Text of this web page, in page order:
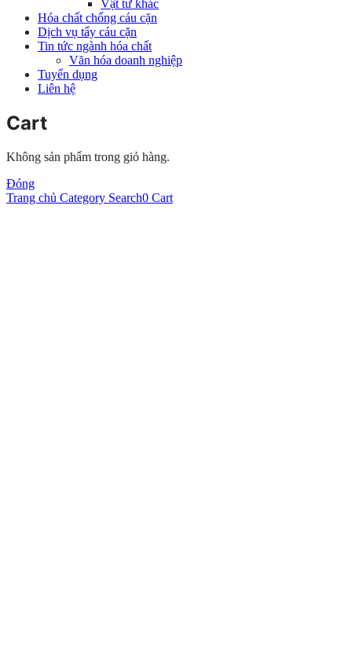
Vật tư khác
Hóa chất chống cáu cặn
Dịch vụ tẩy cáu cặn
Tin tức ngành hóa chất
Văn hóa doanh nghiệp
Tuyển dụng
Liên hệ
Cart
Không sản phẩm trong giỏ hàng.
Đóng
Trang chủ Category Search0 Cart